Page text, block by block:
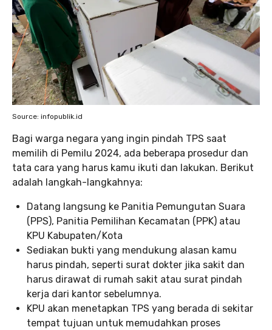
Source: infopublik.id
Bagi warga negara yang ingin pindah TPS saat
memilih di Pemilu 2024, ada beberapa prosedur dan
tata cara yang harus kamu ikuti dan lakukan. Berikut
adalah langkah-langkahnya:
Datang langsung ke Panitia Pemungutan Suara
(PPS), Panitia Pemilihan Kecamatan (PPK) atau
KPU Kabupaten/Kota
Sediakan bukti yang mendukung alasan kamu
harus pindah, seperti surat dokter jika sakit dan
harus dirawat di rumah sakit atau surat pindah
kerja dari kantor sebelumnya.
KPU akan menetapkan TPS yang berada di sekitar
tempat tujuan untuk memudahkan proses